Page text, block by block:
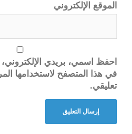
الموقع الإلكتروني
احفظ اسمي، بريدي الإلكتروني،
في هذا المتصفح لاستخدامها
تعليقي.